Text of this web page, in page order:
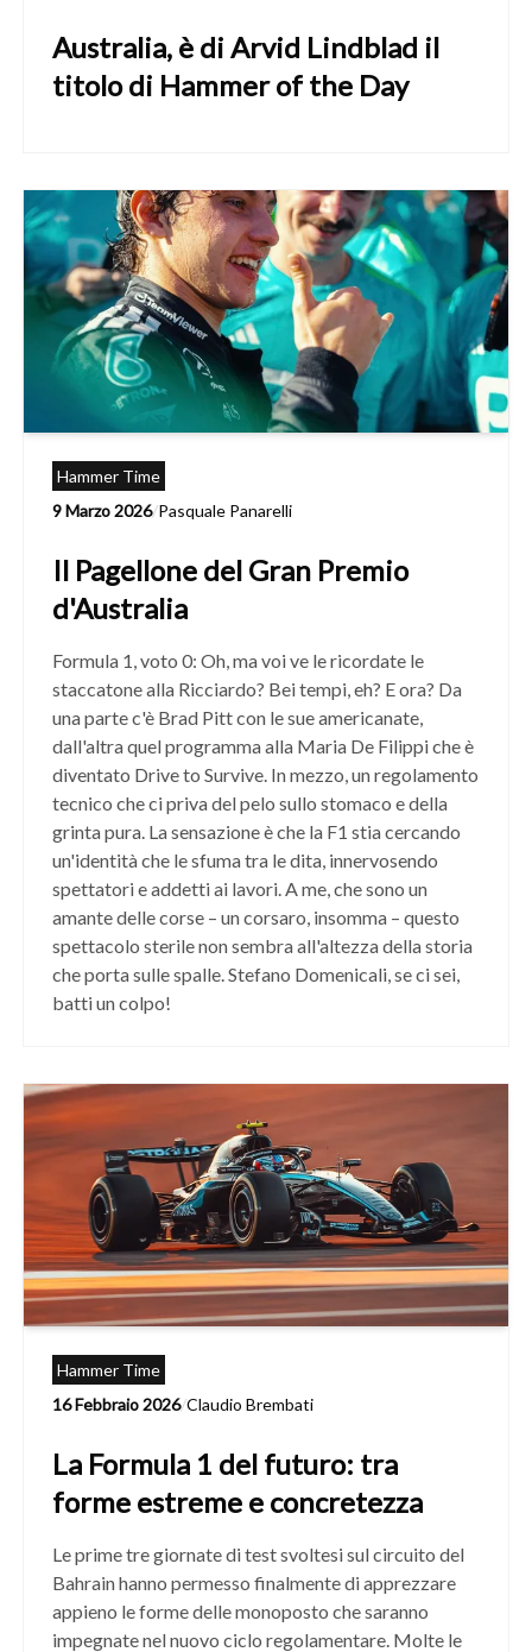
Australia, è di Arvid Lindblad il
titolo di Hammer of the Day
Hammer Time
9 Marzo 2026/Pasquale Panarelli
Il Pagellone del Gran Premio
d'Australia
Formula 1, voto 0: Oh, ma voi ve le ricordate le
staccatone alla Ricciardo? Bei tempi, eh? E ora? Da
una parte c'è Brad Pitt con le sue americanate,
dall'altra quel programma alla Maria De Filippi che è
diventato Drive to Survive. In mezzo, un regolamento
tecnico che ci priva del pelo sullo stomaco e della
grinta pura. La sensazione è che la F1 stia cercando
un'identità che le sfuma tra le dita, innervosendo
spettatori e addetti ai lavori. A me, che sono un
amante delle corse – un corsaro, insomma – questo
spettacolo sterile non sembra all'altezza della storia
che porta sulle spalle. Stefano Domenicali, se ci sei,
batti un colpo!
Hammer Time
16 Febbraio 2026/Claudio Brembati
La Formula 1 del futuro: tra
forme estreme e concretezza
Le prime tre giornate di test svoltesi sul circuito del
Bahrain hanno permesso finalmente di apprezzare
appieno le forme delle monoposto che saranno
impegnate nel nuovo ciclo regolamentare. Molte le